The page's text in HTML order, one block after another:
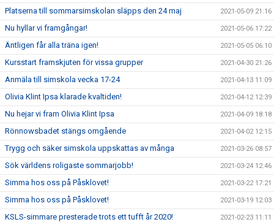
Platserna till sommarsimskolan släpps den 24 maj 2021-05-09 21:16
Nu hyllar vi framgångar! 2021-05-06 17:22
Äntligen får alla träna igen! 2021-05-05 06:10
Kursstart framskjuten för vissa grupper 2021-04-30 21:26
Anmäla till simskola vecka 17-24 2021-04-13 11:09
Olivia Klint Ipsa klarade kvaltiden! 2021-04-12 12:39
Nu hejar vi fram Olivia Klint Ipsa 2021-04-09 18:18
Rönnowsbadet stängs omgående 2021-04-02 12:15
Trygg och säker simskola uppskattas av många 2021-03-26 08:57
Sök världens roligaste sommarjobb! 2021-03-24 12:46
Simma hos oss på Påsklovet! 2021-03-22 17:21
Simma hos oss på Påsklovet! 2021-03-19 12:03
KSLS-simmare presterade trots ett tufft år 2020! 2021-02-23 11:11